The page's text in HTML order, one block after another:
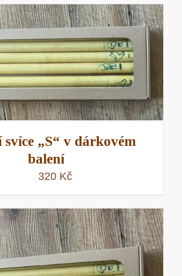
svíce „S“ v dárkovém
balení
320 Kč